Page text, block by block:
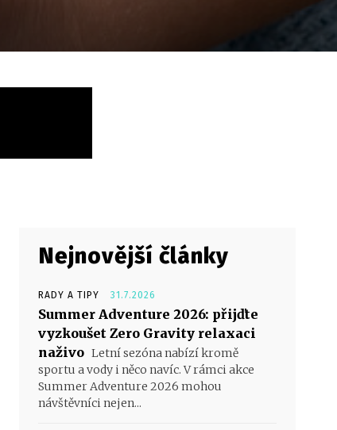
Nejnovější články
RADY A TIPY 31.7.2026
Summer Adventure 2026: přijďte
vyzkoušet Zero Gravity relaxaci
naživo Letní sezóna nabízí kromě
sportu a vody i něco navíc. V rámci akce
Summer Adventure 2026 mohou
návštěvníci nejen...